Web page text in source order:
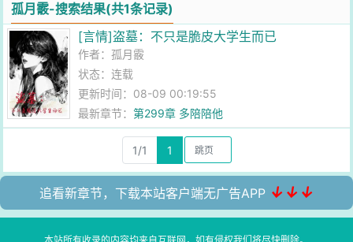
孤月霰-搜索结果(共1条记录)
[言情]盗墓：不只是脆皮大学生而已
作者：孤月霰
状态：连载
更新时间：08-09 00:19:55
最新章节：第299章 多陪陪他
1/1 1
追看新章节，下载本站客户端无广告APP ↓↓↓